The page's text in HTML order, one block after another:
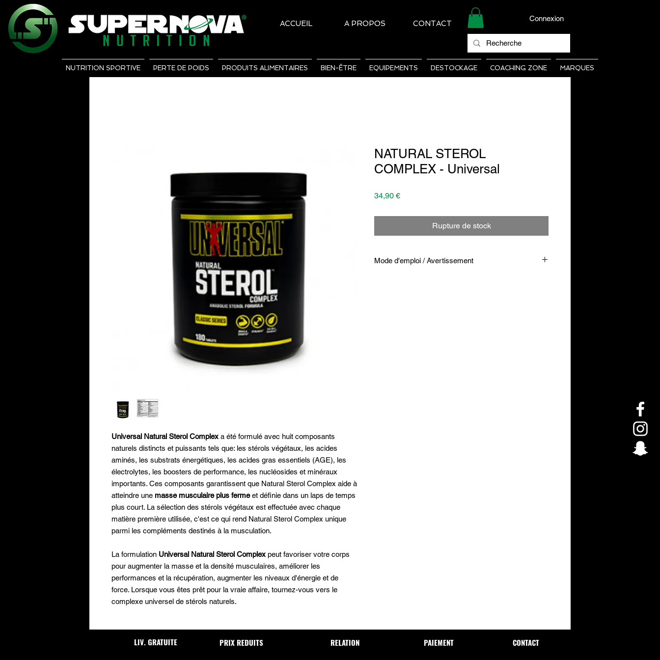
ACCUEIL A PROPOS CONTACT
Connexion
NUTRITION SPORTIVE PERTE DE POIDS PRODUITS ALIMENTAIRES BIEN-ÊTRE EQUIPEMENTS DESTOCKAGE COACHING ZONE MARQUES
Universal Natural Sterol Complex a été formulé avec huit composants
naturels distincts et puissants tels que: les stérols végétaux, les acides
aminés, les substrats énergétiques, les acides gras essentiels (AGE), les
électrolytes, les boosters de performance, les nucléosides et minéraux
importants. Ces composants garantissent que Natural Sterol Complex aide à
atteindre une masse musculaire plus fermeet définie dans un laps de temps
plus court. La sélection des stérols végétaux est effectuée avec chaque
matière première utilisée, c'est ce qui rend Natural Sterol Complex unique
parmi les compléments destinés à la musculation.
La formulation Universal Natural Sterol Complex peut favoriser votre corps
pour augmenter la masse et la densité musculaires, améliorer les
performances et la récupération, augmenter les niveaux d'énergie et de
force. Lorsque vous êtes prêt pour la vraie affaire, tournez-vous vers le
complexe universel de stérols naturels.
NATURAL STEROL
COMPLEX - Universal
34,90 €Prix
Rupture de stock
Mode d'emploi / Avertissement
LIV. GRATUITE PRIX REDUITS RELATION PAIEMENT CONTACT